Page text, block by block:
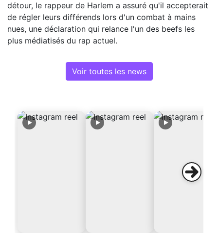
détour, le rappeur de Harlem a assuré qu'il accepterait
de régler leurs différends lors d'un combat à mains
nues, une déclaration qui relance l'un des beefs les
plus médiatisés du rap actuel.
Voir toutes les news